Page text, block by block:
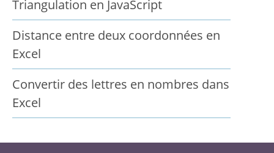
Triangulation en JavaScript
Distance entre deux coordonnées en
Excel
Convertir des lettres en nombres dans
Excel